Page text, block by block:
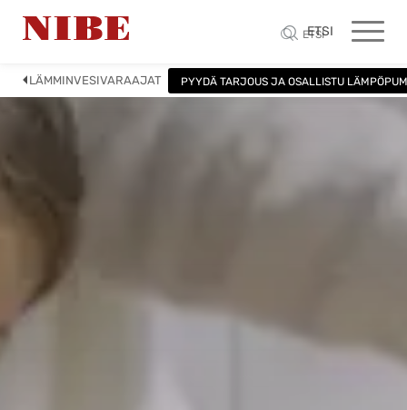
ETSI
ETSI
LÄMMINVESIVARAAJAT PYYDÄ TARJOUS JA OSALLISTU